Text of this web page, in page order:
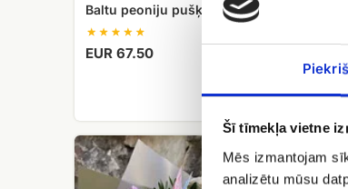
Šī tīmekļa vietne
Mēs izmantojam
analizētu mūsu
Baltu peoniju pušķis. Smaržojošs!
EUR 67.50
Pušķis
peonijas,
krūmrozes,